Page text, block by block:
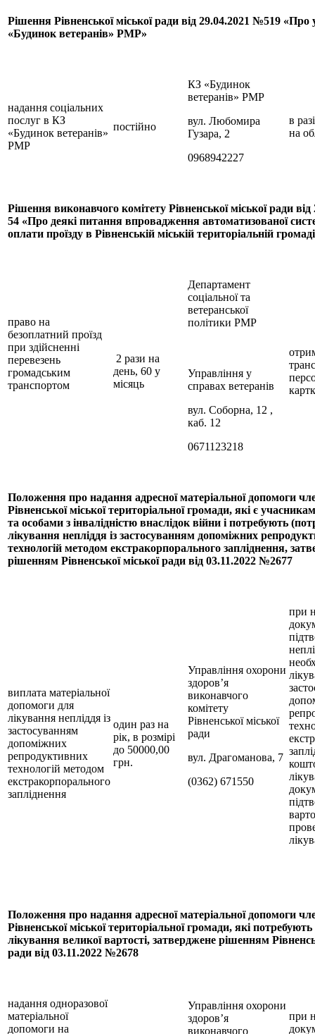
Рішення Рівненської міської ради від 29.04.2021 №519
«Будинок ветеранів» РМР»
надання соціальних
послуг в КЗ
«Будинок ветеранів»
РМР
постійно
КЗ «Будинок
ветеранів» РМР
вул. Любомира
Гузара, 2
0968942227
в
на
Рішення виконавчого комітету Рівненської міської ради
54 «Про деякі питання впровадження автоматизованої
оплати проїзду в Рівненській міській територіальній
право на
безоплатний проїзд
при здійсненні
перевезень
громадським
транспортом
2 рази на
день, 60 у
місяць
Департамент
соціальної та
ветеранської
політики РМР
Управління у
справах ветеранів
вул. Соборна, 12 ,
каб. 12
0671123218
Положення про надання адресної матеріальної допомоги
Рівненської міської територіальної громади, які є
та особами з інвалідністю внаслідок війни і потребують
лікування непліддя із застосуванням допоміжних
технологій методом екстракорпорального запліднення,
рішенням Рівненської міської ради від 03.11.2022 №2677
виплата матеріальної
допомоги для
лікування непліддя із
застосуванням
допоміжних
репродуктивних
технологій методом
екстракорпорального
запліднення
один раз на
рік, в розмірі
до 50000,00
грн.
Управління охорони
здоров’я
виконавчого
комітету
Рівненської міської
ради
вул. Драгоманова, 7
(0362) 671550
при
Положення про надання адресної матеріальної допомоги
Рівненської міської територіальної громади, які
лікування великої вартості, затверджене рішенням
ради від 03.11.2022 №2678
надання одноразової
матеріальної
допомоги на
Управління охорони
здоров’я
виконавчого
при